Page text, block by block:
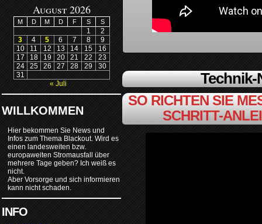
August 2026
M D M D F S S
1
2
3
4 5 6 7 8
9
10
11 12 13 14 15
16
17
18 19 20 21 22
23
24
25 26 27 28 29
30
31
« Juli
WILLKOMMEN
Hier bekommen Sie News und
Infos zum Thema Blackout. Wird es
einen landesweiten bzw.
europaweiten Stromausfall über
mehrere Tage geben? Ich weiß es
nicht.
Aber Vorsorge und sich informieren
kann nicht schaden.
INFO
SO RICHTEN SIE
SCHRITT-